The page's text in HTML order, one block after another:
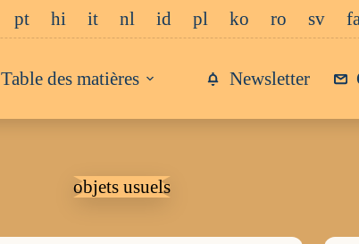
pt hi it nl id pl ko ro sv fa
Table des matières Newsletter
objets usuels